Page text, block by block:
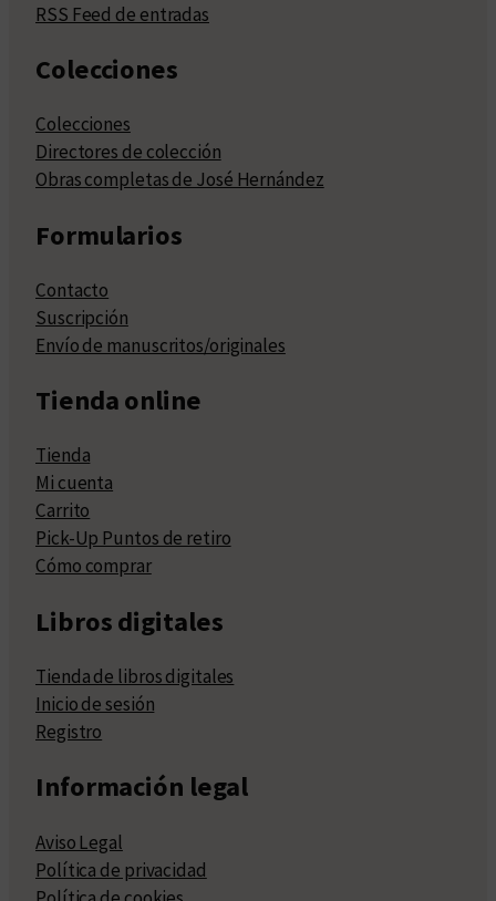
RSS Feed de entradas
Colecciones
Colecciones
Directores de colección
Obras completas de José Hernández
Formularios
Contacto
Suscripción
Envío de manuscritos/originales
Tienda online
Tienda
Mi cuenta
Carrito
Pick-Up Puntos de retiro
Cómo comprar
Libros digitales
Tienda de libros digitales
Inicio de sesión
Registro
Información legal
Aviso Legal
Política de privacidad